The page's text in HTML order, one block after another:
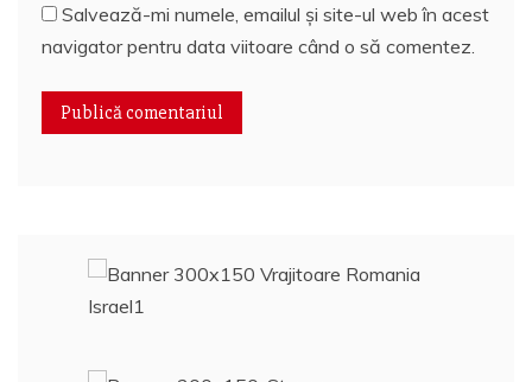
Salvează-mi numele, emailul și site-ul web în acest
navigator pentru data viitoare când o să comentez.